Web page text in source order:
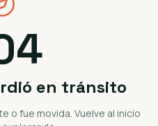
en tránsito
o fue movida. Vuelve al inicio